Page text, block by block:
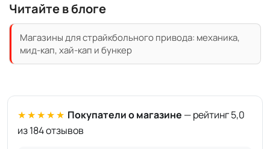
Читайте в блоге
Магазины для страйкбольного привода: механика,
мид-кап, хай-кап и бункер
★★★★★ Покупатели о магазине — рейтинг 5,0
из 184 отзывов